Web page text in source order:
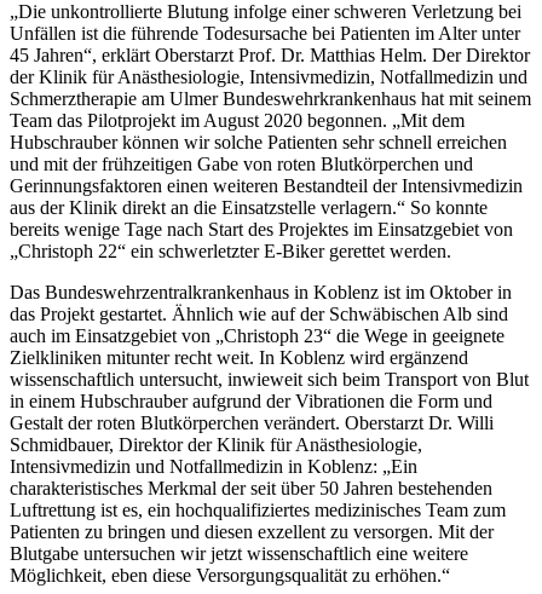
„Die unkontrollierte Blutung infolge einer schweren Verletzung bei
Unfällen ist die führende Todesursache bei Patienten im Alter unter
45 Jahren“, erklärt Oberstarzt Prof. Dr. Matthias Helm. Der Direktor
der Klinik für Anästhesiologie, Intensivmedizin, Notfallmedizin und
Schmerztherapie am Ulmer Bundeswehrkrankenhaus hat mit seinem
Team das Pilotprojekt im August 2020 begonnen. „Mit dem
Hubschrauber können wir solche Patienten sehr schnell erreichen
und mit der frühzeitigen Gabe von roten Blutkörperchen und
Gerinnungsfaktoren einen weiteren Bestandteil der Intensivmedizin
aus der Klinik direkt an die Einsatzstelle verlagern.“ So konnte
bereits wenige Tage nach Start des Projektes im Einsatzgebiet von
„Christoph 22“ ein schwerletzter E-Biker gerettet werden.
Das Bundeswehrzentralkrankenhaus in Koblenz ist im Oktober in
das Projekt gestartet. Ähnlich wie auf der Schwäbischen Alb sind
auch im Einsatzgebiet von „Christoph 23“ die Wege in geeignete
Zielkliniken mitunter recht weit. In Koblenz wird ergänzend
wissenschaftlich untersucht, inwieweit sich beim Transport von Blut
in einem Hubschrauber aufgrund der Vibrationen die Form und
Gestalt der roten Blutkörperchen verändert. Oberstarzt Dr. Willi
Schmidbauer, Direktor der Klinik für Anästhesiologie,
Intensivmedizin und Notfallmedizin in Koblenz: „Ein
charakteristisches Merkmal der seit über 50 Jahren bestehenden
Luftrettung ist es, ein hochqualifiziertes medizinisches Team zum
Patienten zu bringen und diesen exzellent zu versorgen. Mit der
Blutgabe untersuchen wir jetzt wissenschaftlich eine weitere
Möglichkeit, eben diese Versorgungsqualität zu erhöhen.“